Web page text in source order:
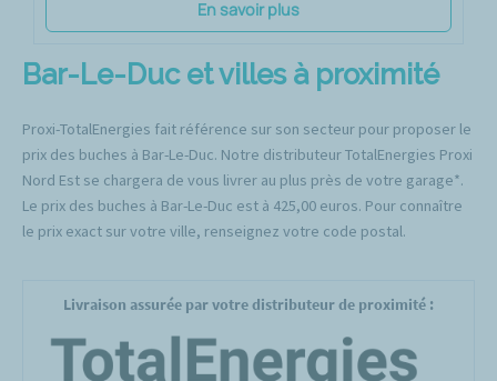
En savoir plus
Bar-Le-Duc et villes à proximité
Proxi-TotalEnergies fait référence sur son secteur pour proposer le
prix des buches à Bar-Le-Duc. Notre distributeur TotalEnergies Proxi
Nord Est se chargera de vous livrer au plus près de votre garage*.
Le prix des buches à Bar-Le-Duc est à 425,00 euros. Pour connaître
le prix exact sur votre ville, renseignez votre code postal.
Livraison assurée par votre distributeur de proximité :